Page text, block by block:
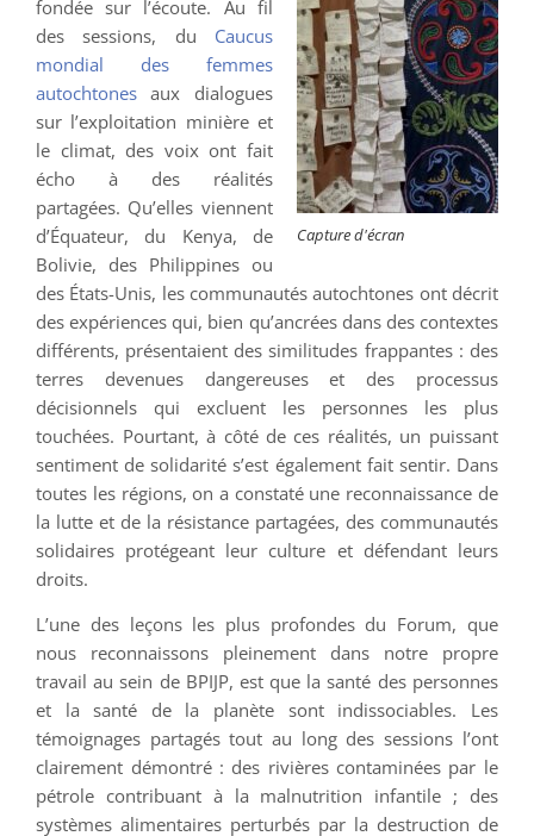
Capture d'écran
fondée sur l’écoute. Au fil
des sessions, du Caucus
mondial des femmes
autochtones aux dialogues
sur l’exploitation minière et
le climat, des voix ont fait
écho à des réalités
partagées. Qu’elles viennent
d’Équateur, du Kenya, de
Bolivie, des Philippines ou
des États-Unis, les communautés autochtones ont décrit
des expériences qui, bien qu’ancrées dans des contextes
différents, présentaient des similitudes frappantes : des
terres devenues dangereuses et des processus
décisionnels qui excluent les personnes les plus
touchées. Pourtant, à côté de ces réalités, un puissant
sentiment de solidarité s’est également fait sentir. Dans
toutes les régions, on a constaté une reconnaissance de
la lutte et de la résistance partagées, des communautés
solidaires protégeant leur culture et défendant leurs
droits.
L’une des leçons les plus profondes du Forum, que
nous reconnaissons pleinement dans notre propre
travail au sein de BPIJP, est que la santé des personnes
et la santé de la planète sont indissociables. Les
témoignages partagés tout au long des sessions l’ont
clairement démontré : des rivières contaminées par le
pétrole contribuant à la malnutrition infantile ; des
systèmes alimentaires perturbés par la destruction de